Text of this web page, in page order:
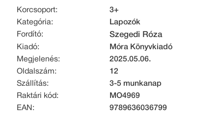
Korcsoport:
3+
Kategória:
Lapozók
Fordító:
Szegedi Róza
Kiadó:
Móra Könyvkiadó
Megjelenés:
2025.05.06.
Oldalszám:
12
Szállítás:
3-5 munkanap
Raktári kód:
MO4969
EAN:
9789636036799